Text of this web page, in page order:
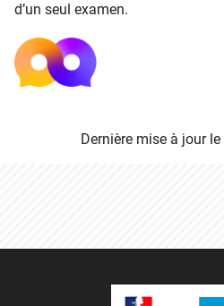
d’un seul examen.
Dernière mise à jour le